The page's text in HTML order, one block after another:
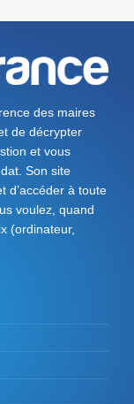
des maires
de décrypter
et vous
Son site
d’accéder à toute
voulez, quand
(ordinateur,